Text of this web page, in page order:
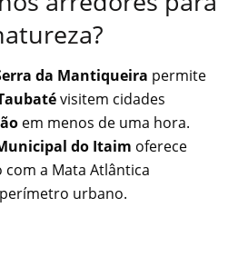
da Mantiqueira permite
visitem cidades
em menos de uma hora.
do Itaim oferece
a Mata Atlântica
urbano.